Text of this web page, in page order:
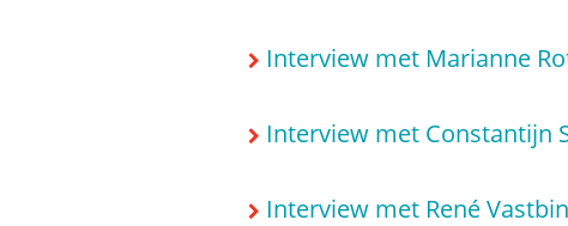
Interview met Marianne
Interview met Constantijn
Interview met René